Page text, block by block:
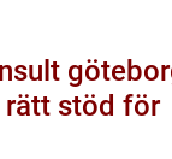
stöd för